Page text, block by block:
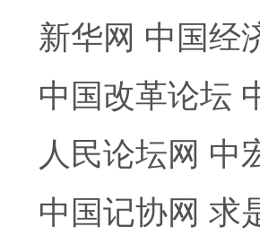
新华网 中国经
中国改革论坛
人民论坛网 中
中国记协网 求